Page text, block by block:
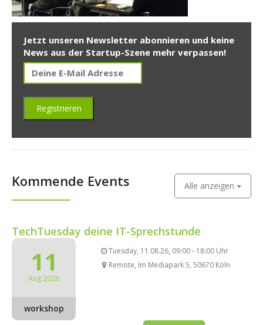
Jetzt unseren Newsletter abonnieren und keine
News aus der Startup-Szene mehr verpassen!
Kommende Events Alle anzeigen
TechTuesday deine IT-Sprechstunde
11
Aug 2026
workshop
Tuesday, 11.08.26, 09:00 - 18:00 Uhr
Remote, Im Mediapark 5, 50670 Köln